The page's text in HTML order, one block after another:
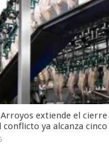
extiende el cierre
conflicto ya alcanza